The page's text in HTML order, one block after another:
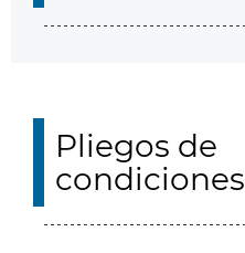
Pliegos de
condiciones